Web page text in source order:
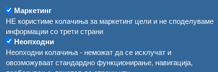
Маркетинг
НЕ користиме колачиња за маркетинг цели и не споделуваме
информации со трети страни
Неопходни
Неопходни колачиња - неможат да се исклучат и
овозможуваат стандардно функционирање, навигација,
Водата во Гостивар може да се користи како техничка, продолжува испораката на флаширана вода
Во Гостивар спроведени 70 вонредни контроли
Забраната за водата во Гостивар останува на сила, операторите да користат само технички безбедна вода
Забрани